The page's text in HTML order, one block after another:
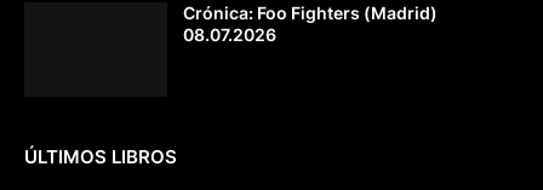
Crónica: Foo Fighters (Madrid)
08.07.2026
ÚLTIMOS LIBROS